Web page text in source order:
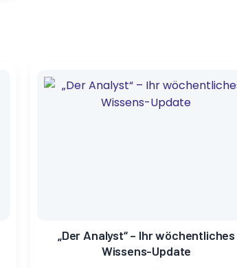
„Der Analyst“ – Ihr wöchentliches
Wissens-Update
Preis
war:
Preis
ist: